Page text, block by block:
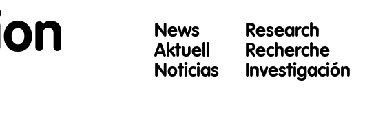
News
Aktuell
Noticias
Research
Recherche
Investigación